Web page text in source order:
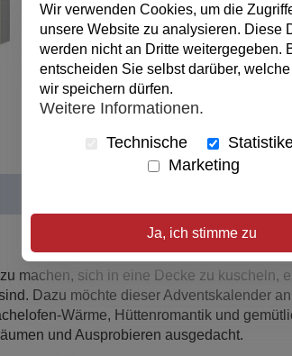
Einbandart:Softcover
Sprache:Deutsch
Seitenzahl:96 Seiten
veröffentlicht: 20.09.2021
Abmessungen:14.8 x 21 cm
machen, sich in eine Decke zu kuscheln,
Dazu möchte dieser Adventskalender
Wärme, Hüttenromantik und
und Ausprobieren ausgedacht.
Wir verwenden Cookies, um die
unsere Website zu analysieren. Diese
werden nicht an Dritte weitergegeben.
entscheiden Sie selbst darüber,
wir speichern dürfen.
Weitere Informationen.
Technische
Marketing
Ja, ich stimme zu